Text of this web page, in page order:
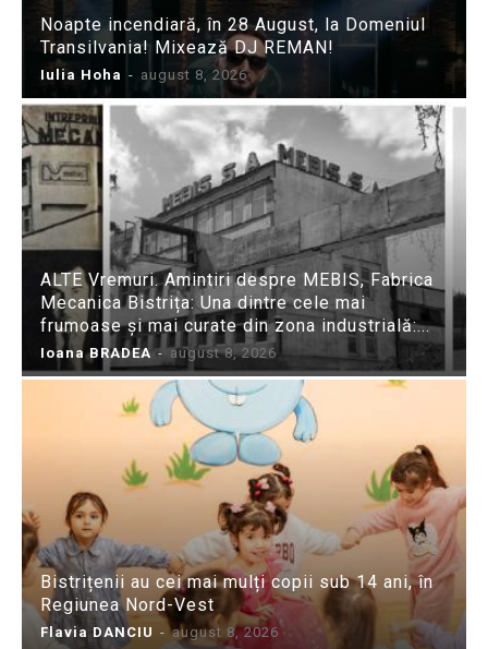
Noapte incendiară, în 28 August, la Domeniul
Transilvania! Mixează DJ REMAN!
Iulia Hoha - august 8, 2026
ALTE Vremuri. Amintiri despre MEBIS, Fabrica
Mecanica Bistrița: Una dintre cele mai
frumoase și mai curate din zona industrială:...
Ioana BRADEA - august 8, 2026
Bistrițenii au cei mai mulți copii sub 14 ani, în
Regiunea Nord-Vest
Flavia DANCIU - august 8, 2026